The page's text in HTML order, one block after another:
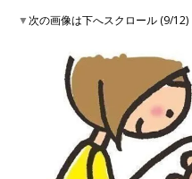
▼次の画像は下へスクロール (9/12)